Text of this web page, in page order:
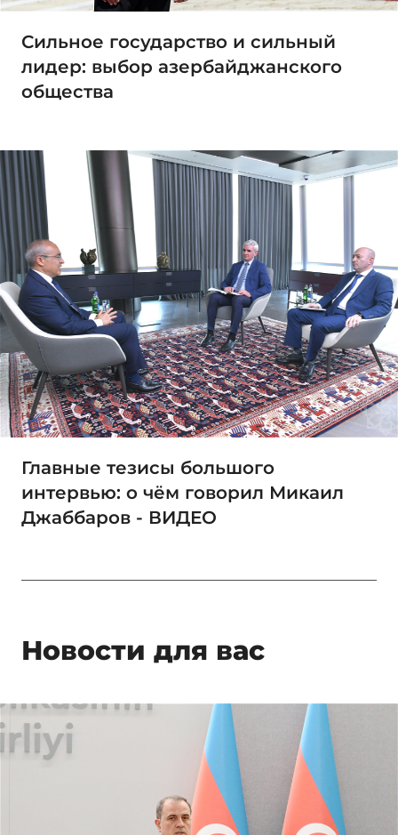
Сильное государство и сильный
лидер: выбор азербайджанского
общества
Главные тезисы большого
интервью: о чём говорил Микаил
Джаббаров - ВИДЕО
Новости для вас